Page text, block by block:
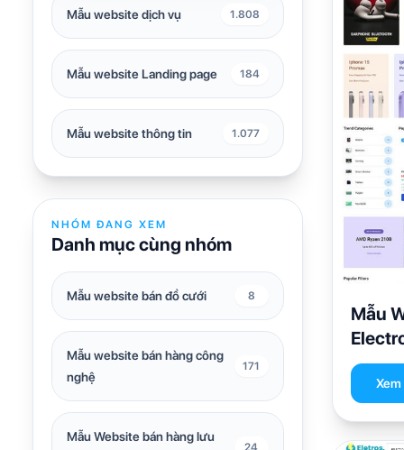
Mẫu website dịch vụ 1.808
Mẫu website Landing page 184
Mẫu website thông tin 1.077
NHÓM ĐANG XEM
Danh mục cùng nhóm
Mẫu website bán đồ cưới 8
Mẫu website bán hàng công
nghệ
171
Mẫu Website bán hàng lưu
24
Mẫu